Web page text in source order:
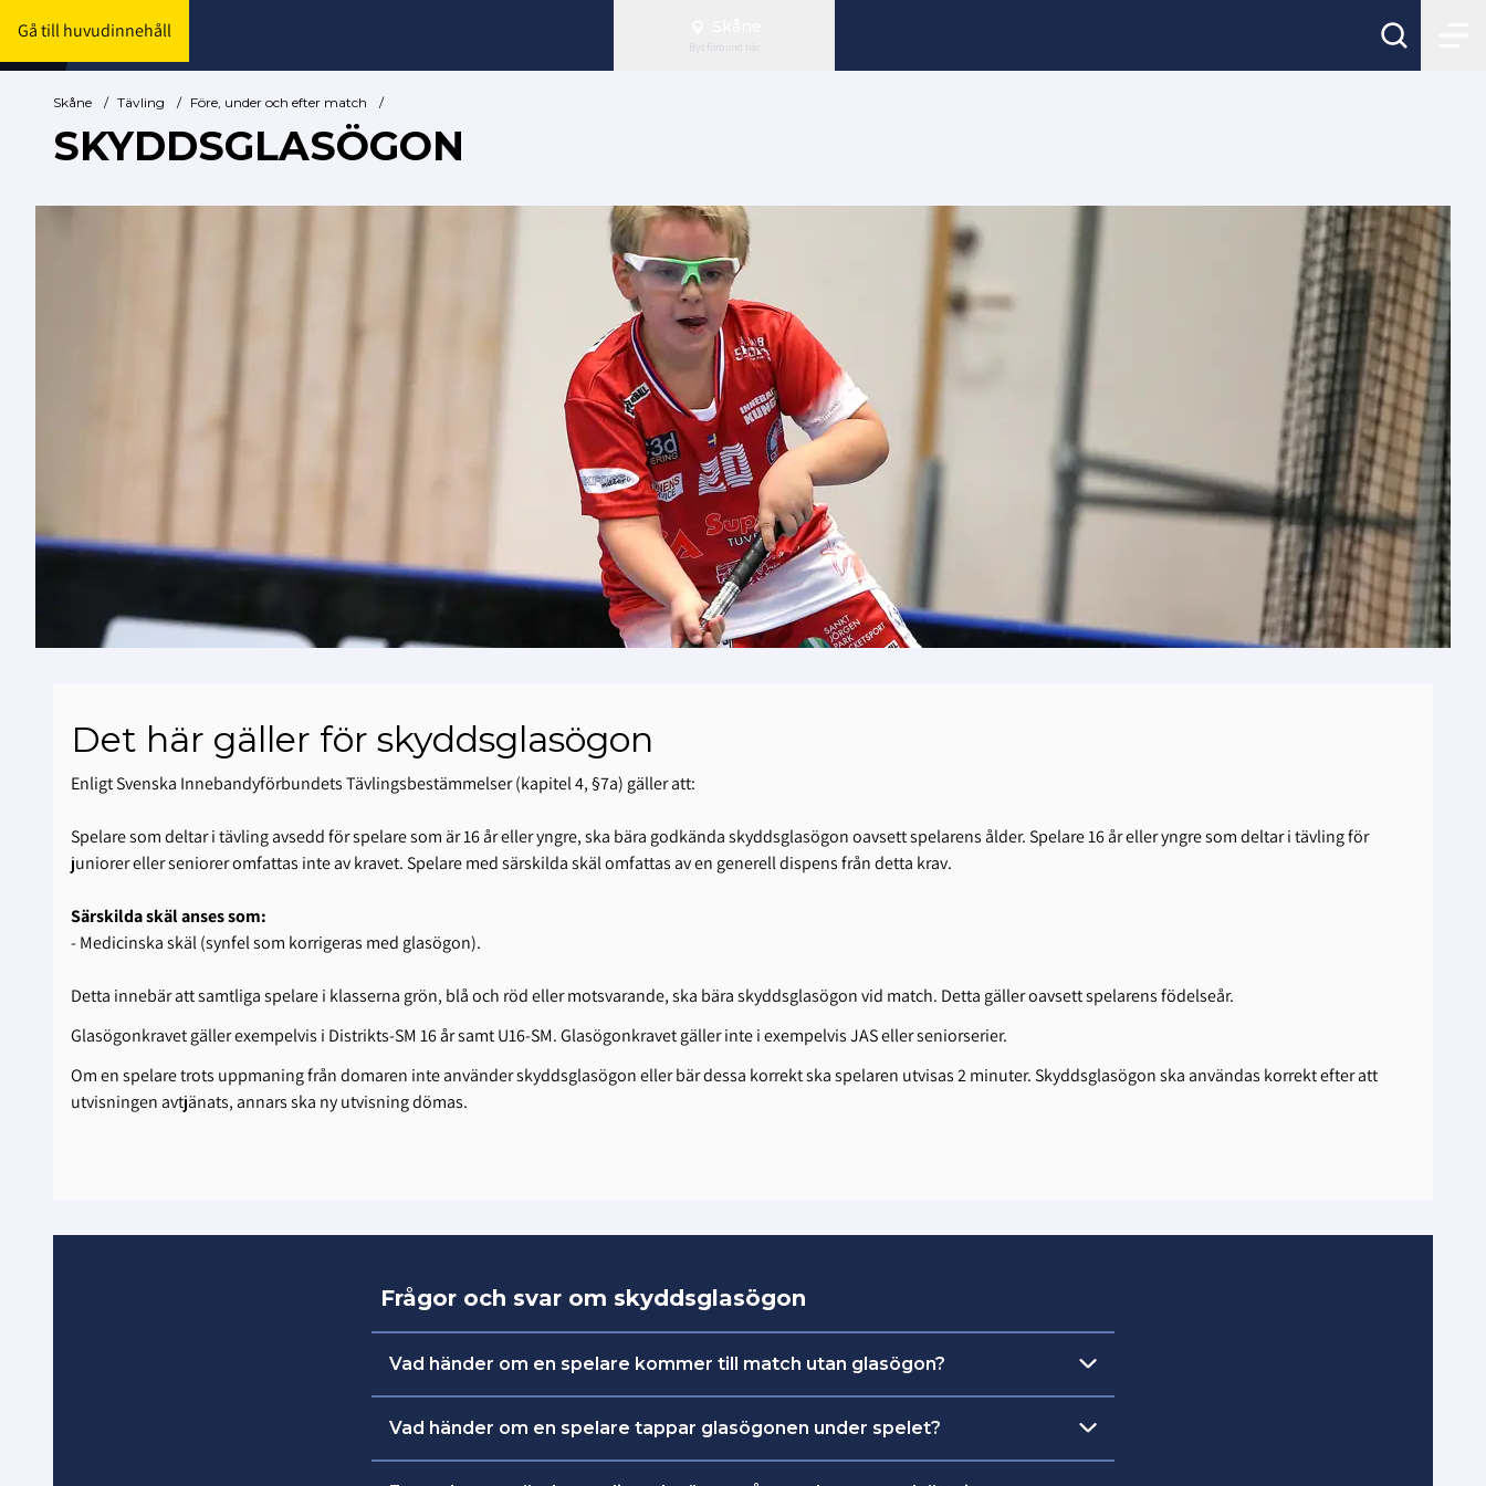
Gå till huvudinnehåll
Byt förbund här
Skåne / Tävling / Före, under och efter match /
SKYDDSGLASÖGON
Det här gäller för skyddsglasögon
Enligt Svenska Innebandyförbundets Tävlingsbestämmelser (kapitel 4, §7a) gäller att:
Spelare som deltar i tävling avsedd för spelare som är 16 år eller yngre, ska bära godkända skyddsglasögon oavsett spelarens ålder. Spelare 16 år eller yngre som deltar i tävling för
juniorer eller seniorer omfattas inte av kravet. Spelare med särskilda skäl omfattas av en generell dispens från detta krav.
Särskilda skäl anses som:
- Medicinska skäl (synfel som korrigeras med glasögon).
Detta innebär att samtliga spelare i klasserna grön, blå och röd eller motsvarande, ska bära skyddsglasögon vid match. Detta gäller oavsett spelarens födelseår.
Glasögonkravet gäller exempelvis i Distrikts-SM 16 år samt U16-SM. Glasögonkravet gäller inte i exempelvis JAS eller seniorserier.
Om en spelare trots uppmaning från domaren inte använder skyddsglasögon eller bär dessa korrekt ska spelaren utvisas 2 minuter. Skyddsglasögon ska användas korrekt efter att
utvisningen avtjänats, annars ska ny utvisning dömas.
Frågor och svar om skyddsglasögon
Vad händer om en spelare kommer till match utan glasögon?
Det är bra om ledarna har med sig ett par extra skyddsglasögon om någon
har glömt sina glasögon.
Vad händer om en spelare tappar glasögonen under spelet?
Spelaren får spela vidare tills nästa avblåsning.